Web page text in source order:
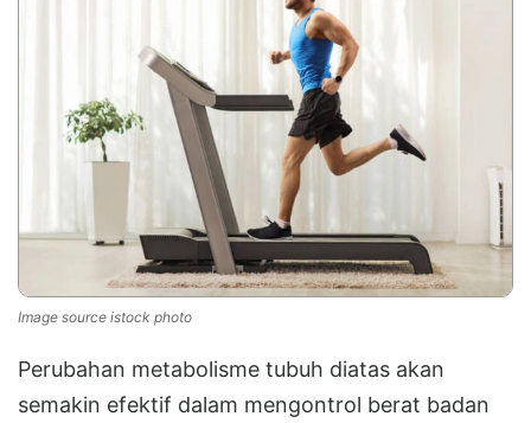
Image source istock photo
Perubahan metabolisme tubuh diatas akan
semakin efektif dalam mengontrol berat badan